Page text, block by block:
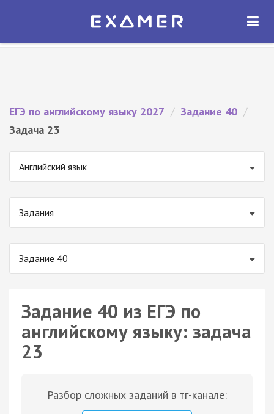
Экзамер — ЕГЭ 2027
ОТКРЫТЬ
ЕГЭ по английскому языку 2027 / Задание 40 /
Задача 23
Английский язык
Задания
Задание 40
Задание 40 из ЕГЭ по
английскому языку: задача
23
Разбор сложных заданий в тг-канале: